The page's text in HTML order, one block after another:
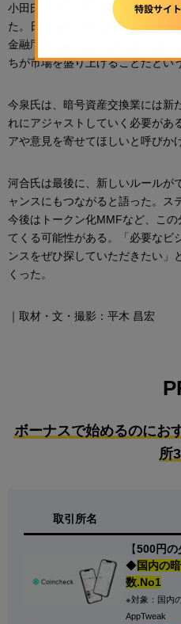
小田氏は、日本の暗号資産市場に
た。日本には、まだ伸ばせる余地
金融庁だけではなく、実際に会社
ちが市場を盛り上げることだとい
今泉氏は、暗号資産交換業には新
れにアジャストしていく必要があ
アや意見を寄せてほしいと呼びか
河合氏は最後に、新しいルールが
ャンスにもつながると語った。ス
今後はトークン化MMFなど、こ
てくる可能性がある。「必要なビ
ンスをぜひ探していただきたい」
くった。
｜取材・文・撮影：平木 昌宏
ボーナスで始めるのにお
所
取引所名
【500円の
◆国内の
数.No1
※対象：国内
AppTweak